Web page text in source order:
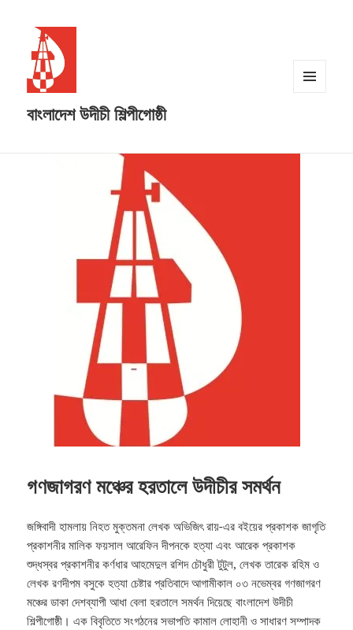
বাংলাদেশ উদীচী শিল্পীগোষ্ঠী
গণজাগরণ মঞ্চের হরতালে উদীচীর সমর্থন
জঙ্গিবাদী হামলায় নিহত মুক্তমনা লেখক অভিজিৎ রায়-এর বইয়ের প্রকাশক জাগৃতি
প্রকাশনীর মালিক ফয়সাল আরেফিন দীপনকে হত্যা এবং আরেক প্রকাশক
শুদ্ধস্বর প্রকাশনীর কর্ণধার আহমেদুল রশিদ চৌধুরী টুটুল, লেখক তারেক রহিম ও
লেখক রণদীপম বসুকে হত্যা চেষ্টার প্রতিবাদে আগামীকাল ০৩ নভেম্বর গণজাগরণ
মঞ্চের ডাকা দেশব্যাপী আধা বেলা হরতালে সমর্থন দিয়েছে বাংলাদেশ উদীচী
শিল্পীগোষ্ঠী। এক বিবৃতিতে সংগঠনের সভাপতি কামাল লোহানী ও সাধারণ সম্পাদক